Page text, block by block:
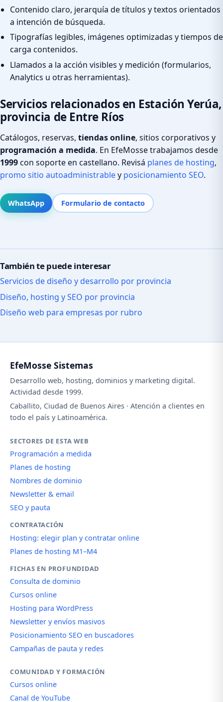
Contenido claro, jerarquía de títulos y textos orientados
a intención de búsqueda.
Tipografías legibles, imágenes optimizadas y tiempos de
carga contenidos.
Llamados a la acción visibles y medición (formularios,
Analytics u otras herramientas).
Servicios relacionados en Estación Yerúa,
provincia de Entre Ríos
Catálogos, reservas, tiendas online, sitios corporativos y
programación a medida. En EfeMosse trabajamos desde
1999con soporte en castellano. Revisá planes de hosting,
promo sitio autoadministrabley posicionamiento SEO.
WhatsApp Formulario de contacto
También te puede interesar
Servicios de diseño y desarrollo por provincia
Diseño, hosting y SEO por provincia
Diseño web para empresas por rubro
EfeMosse Sistemas
Desarrollo web, hosting, dominios y marketing digital.
Actividad desde 1999.
Caballito, Ciudad de Buenos Aires · Atención a clientes en
todo el país y Latinoamérica.
SECTORES DE ESTA WEB
Programación a medida
Planes de hosting
Nombres de dominio
Newsletter & email
SEO y pauta
CONTRATACIÓN
Hosting: elegir plan y contratar online
Planes de hosting M1–M4
FICHAS EN PROFUNDIDAD
Consulta de dominio
Cursos online
Hosting para WordPress
Newsletter y envíos masivos
Posicionamiento SEO en buscadores
Campañas de pauta y redes
COMUNIDAD Y FORMACIÓN
Cursos online
Canal de YouTube